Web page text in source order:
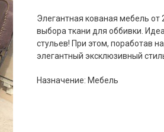
Элегантная кованая мебель от
выбора ткани для оббивки.
стульев! При этом, поработав
элегантный эксклюзивный
Назначение: Мебель